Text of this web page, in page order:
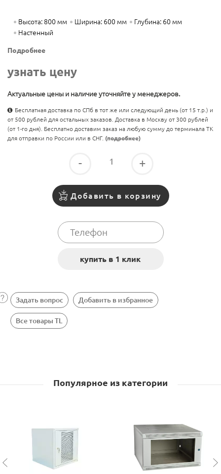
Высота: 800 мм Ширина: 600 мм
Глубина: 60 мм
Настенный
Подробнее
узнать цену
Актуальные цены и наличие уточняйте у менеджеров.
Бесплатная доставка по СПб в тот же или следующий день (от 15 т.р.) и
от 500 рублей для остальных заказов. Доставка в Москву от 300 рублей
(от 1-го дня). Бесплатно доставим заказ на любую сумму до терминала ТК
для отправки по России или в СНГ. (подробнее)
- +
Добавить в корзину
Задать вопрос Добавить в избранное
Все товары TL
Популярное из категории